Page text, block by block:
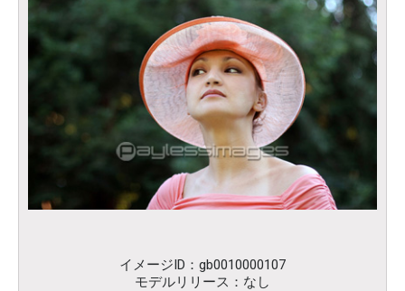
イメージID：gb0010000107
モデルリリース：なし